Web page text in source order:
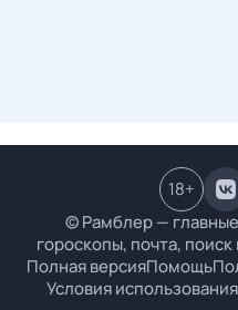
© Рамблер —
гороскопы, почта,
Полная версияПомощь
Условия использования
18+